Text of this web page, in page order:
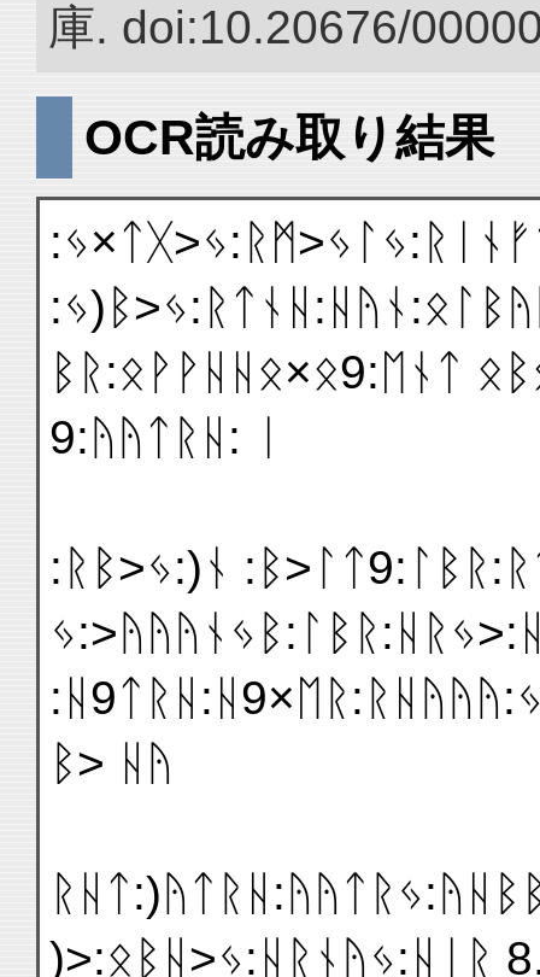
庫. doi:10.20676/
OCR読み取り結果
ᛒᚱ:ᛟᚹᚹᚺᚺᛟ×ᛟ9:ᛖᚾᛏ
9:ᚤᚤᛏᚱᚺ: ᛁ
:ᚱᛒ>ᛃ:)ᚾ
ᛒ> ᚺᚤ
)>:ᛟᛒᚺ>ᛃ:ᚺᚱᚾᚤᛃ:ᚺᛁᚱ